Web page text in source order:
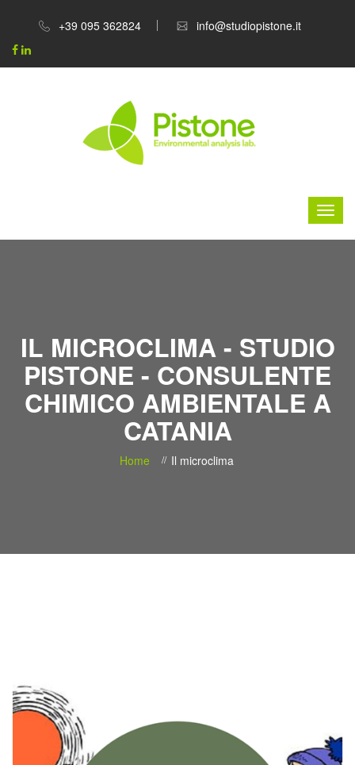
+39 095 362824 info@studiopistone.it
IL MICROCLIMA - STUDIO
PISTONE - CONSULENTE
CHIMICO AMBIENTALE A
CATANIA
Home Il microclima